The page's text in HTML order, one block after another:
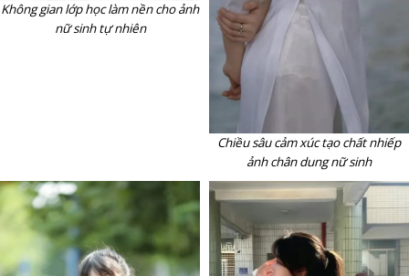
Không gian lớp học làm nền cho ảnh
nữ sinh tự nhiên
Chiều sâu cảm xúc tạo chất nhiếp
ảnh chân dung nữ sinh